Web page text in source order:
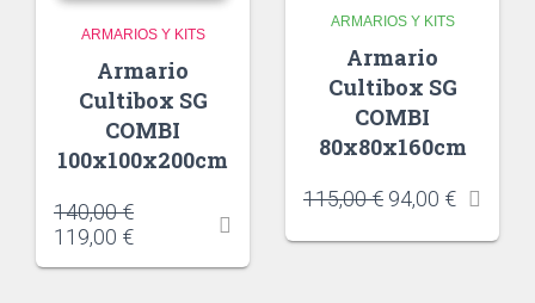
ARMARIOS Y KITS
Armario
Cultibox SG
COMBI
100x100x200cm
140,00€
119,00 €
ARMARIOS Y KITS
Armario
Cultibox SG
COMBI
80x80x160cm
115,00€ 94,00 €